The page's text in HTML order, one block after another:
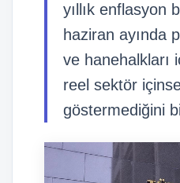
yıllık enflasyon
haziran ayında
ve hanehalkları
reel sektör
göstermediğini